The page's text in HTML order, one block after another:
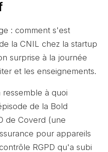
: comment s'est
la CNIL chez la startup
surprise à la journée
et les enseignements.
à quoi
de la Bold
de Coverd (une
pour appareils
RGPD qu'a subi